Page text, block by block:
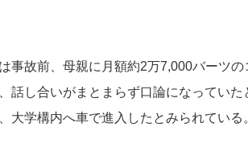
事故前、母親に月額約2万7,000バーツの
話し合いがまとまらず口論になっていた
大学構内へ車で進入したとみられている